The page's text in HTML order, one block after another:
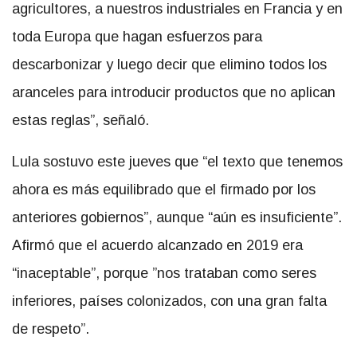
agricultores, a nuestros industriales en Francia y en
toda Europa que hagan esfuerzos para
descarbonizar y luego decir que elimino todos los
aranceles para introducir productos que no aplican
estas reglas”, señaló.
Lula sostuvo este jueves que “el texto que tenemos
ahora es más equilibrado que el firmado por los
anteriores gobiernos”, aunque “aún es insuficiente”.
Afirmó que el acuerdo alcanzado en 2019 era
“inaceptable”, porque ”nos trataban como seres
inferiores, países colonizados, con una gran falta
de respeto”.